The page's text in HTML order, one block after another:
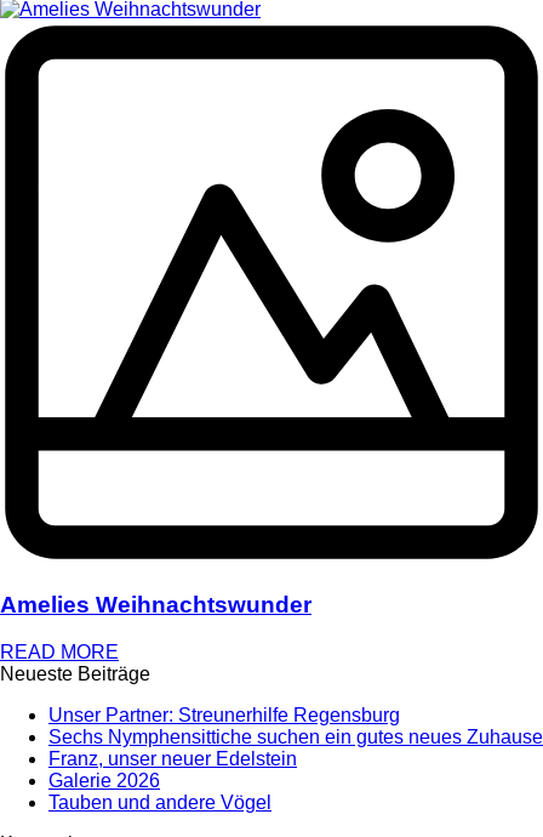
Amelies Weihnachtswunder
READ MORE
Neueste Beiträge
Unser Partner: Streunerhilfe Regensburg
Sechs Nymphensittiche suchen ein gutes neues Zuhause
Franz, unser neuer Edelstein
Galerie 2026
Tauben und andere Vögel